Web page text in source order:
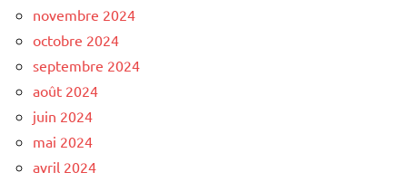
novembre 2024
octobre 2024
septembre 2024
août 2024
juin 2024
mai 2024
avril 2024